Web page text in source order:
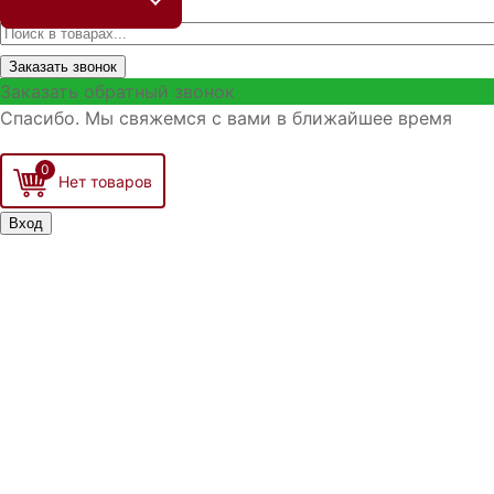
Заказать звонок
Заказать обратный звонок
Спасибо. Мы свяжемся с вами в ближайшее время
0
Вход